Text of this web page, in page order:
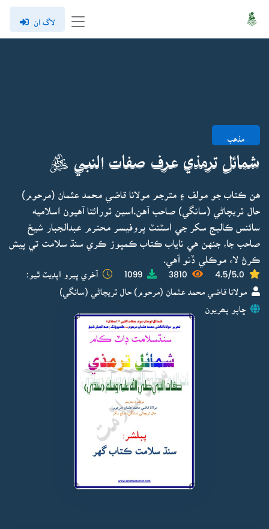
لاگ ان
مذهب
شمائل ترمذي عرف صفات النبي ﷺ
هن ڪتاب جو مولف ۽ مترجم مولانا قاضي محمد عثمان (مرحوم)
حال ٿريچاڻي (سانگي) صاحب آهن.اسين ٿورائتا آهيون اسلاميه
سائنس ڪاليج سکر جي اسٽنٽ پروفيسر محترم عبدالجبار شيخ
صاحب جا، جنهن هي ناياب ڪتاب ڪمپوز ڪري سنڌ سلامت تي پيش
ڪرڻ لاء موڪلي ڏنو آهي.
4.5/5.0
3810
1099 آخري ڀيرو اپڊيٽ ٿيو:
مولانا قاضي محمد عثمان (مرحوم) حال ٿريچاڻي (سانگي)
ڇاپو پھريون